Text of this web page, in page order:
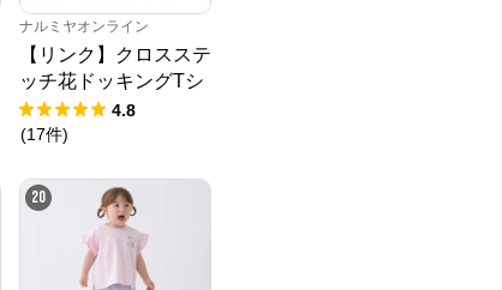
ナルミヤオンライン
【リンク】クロスステ
ッチ花ドッキングTシ
ャツ
4.8
(17件)
20